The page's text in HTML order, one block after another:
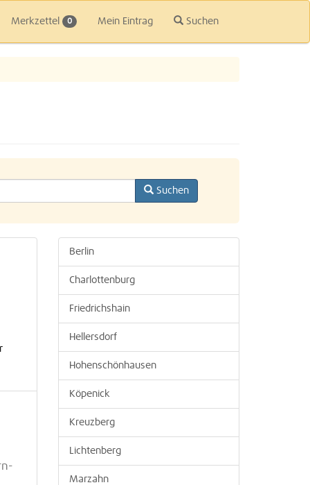
Merkzettel 0 Mein Eintrag Suchen
Suchen
Berlin
Charlottenburg
Friedrichshain
Hellersdorf
Hohenschönhausen
Köpenick
Kreuzberg
Lichtenberg
Marzahn